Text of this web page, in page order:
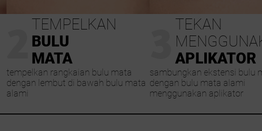
TEMPELKAN
BULU
MATA
tempelkan rangkaian bulu mata
dengan lembut di bawah bulu mata
alami
TEKAN
APLIKATOR
sambungkan ekstensi bulu
dengan bulu mata alami
menggunakan aplikator